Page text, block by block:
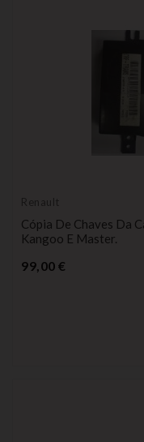
Renault
Cópia De Chaves Da
Kangoo E Master.
99,00 €